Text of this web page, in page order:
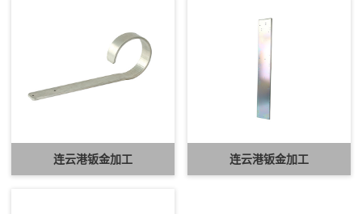
连云港钣金加工 连云港钣金加工